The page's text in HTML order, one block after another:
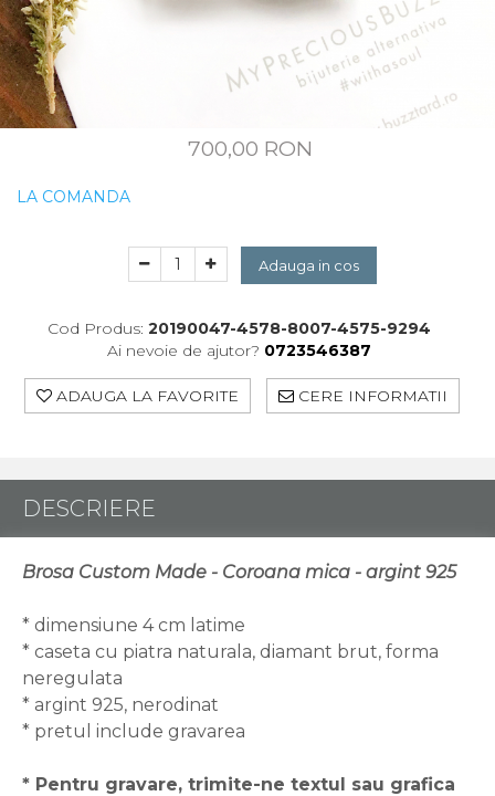
CUSTOM MADE
Animal Instinct
AN-TAN-TICHITAN
700,00 RON
LA COMANDA
Adauga in cos
Cod Produs: 20190047-4578-8007-4575-9294
Ai nevoie de ajutor? 0723546387
ADAUGA LA FAVORITE CERE INFORMATII
DESCRIERE
Brosa Custom Made - Coroana mica - argint 925
* dimensiune 4 cm latime
* caseta cu piatra naturala, diamant brut, forma
neregulata
* argint 925, nerodinat
* pretul include gravarea
* Pentru gravare, trimite-ne textul sau grafica